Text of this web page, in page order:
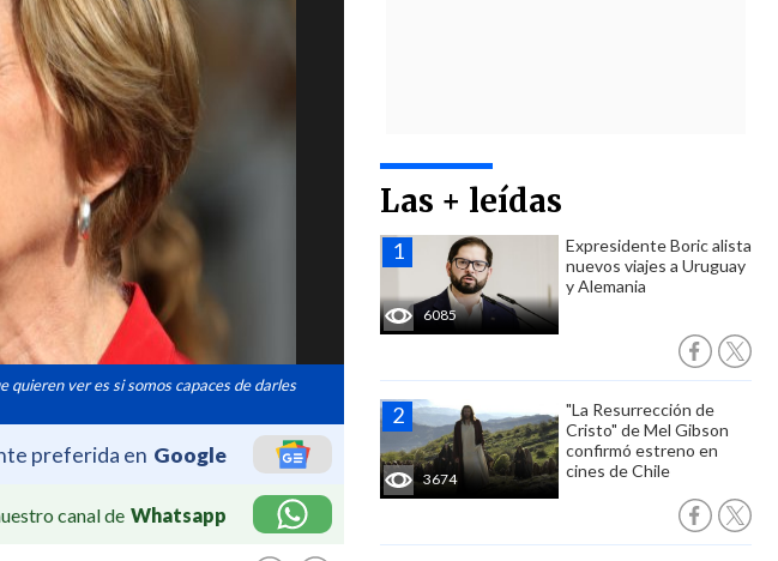
quieren ver es si somos capaces de darles
preferida en Google
canal de Whatsapp
Las + leídas
6085
Expresidente Boric alista
nuevos viajes a Uruguay
y Alemania
3674
"La Resurrección de
Cristo" de Mel Gibson
confirmó estreno en
cines de Chile